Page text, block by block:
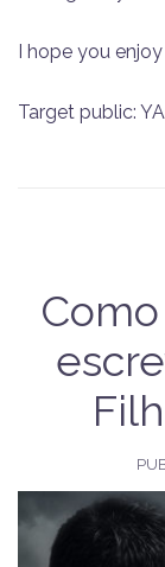
I hope you enjoy
Target public: YA